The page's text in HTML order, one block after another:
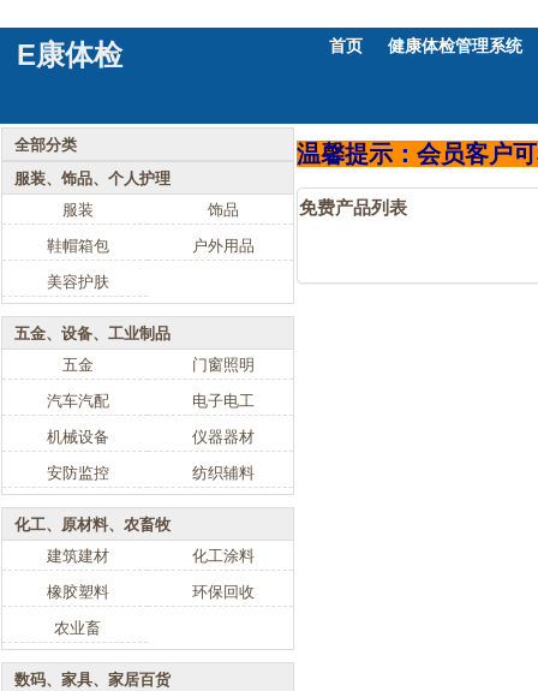
E康体检 首页 健康体检管理系统
全部分类
服装、饰品、个人护理
服装
饰品
鞋帽箱包
户外用品
美容护肤
五金、设备、工业制品
五金
门窗照明
汽车汽配
电子电工
机械设备
仪器器材
安防监控
纺织辅料
化工、原材料、农畜牧
建筑建材
化工涂料
橡胶塑料
环保回收
农业畜
数码、家具、家居百货
温馨提示：会员客户
免费产品列表